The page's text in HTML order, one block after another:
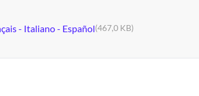
- Italiano - Español(467,0 KB)